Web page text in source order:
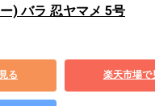
) バラ 忍ヤマメ 5号
る 楽天市場で